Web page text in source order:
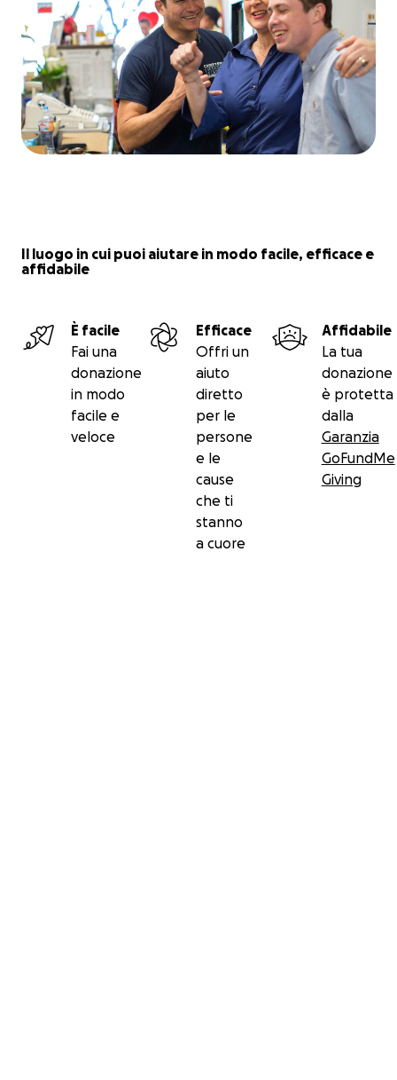
Il luogo in cui puoi aiutare in modo facile, efficace e
affidabile
È facile
Fai una
donazione
in modo
facile e
veloce
Efficace
Offri un
aiuto
diretto
per le
persone
e le
cause
che ti
stanno
a cuore
Affidabile
La tua
donazione
è protetta
dalla
Garanzia
GoFundMe
Giving